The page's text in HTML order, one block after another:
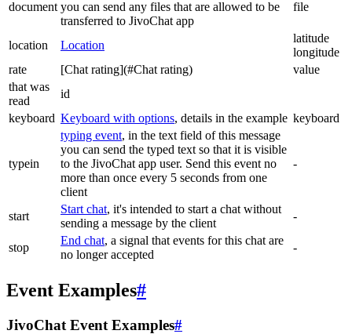
document you can send any files that are allowed to be
transferred to JivoChat app
file
location Location
latitude
longitude
rate
[Chat rating](#Chat rating)
value
that was
read
id
keyboard Keyboard with options, details in the example keyboard
typein
typing event, in the text field of this message
you can send the typed text so that it is visible
to the JivoChat app user. Send this event no
more than once every 5 seconds from one
client
-
start
Start chat, it's intended to start a chat without
sending a message by the client
-
stop
End chat, a signal that events for this chat are
no longer accepted
-
Event Examples#
JivoChat Event Examples#